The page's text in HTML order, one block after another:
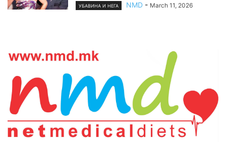
УБАВИНА И НЕГА NMD - March 11, 2026